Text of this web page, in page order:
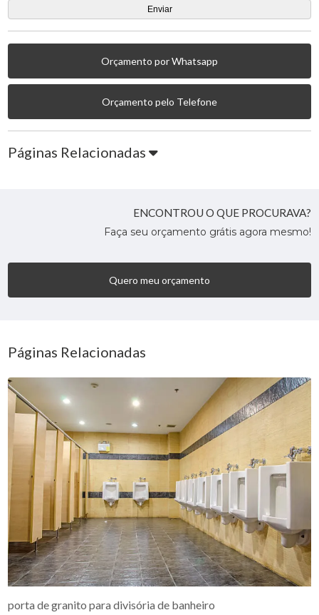
Orçamento por Whatsapp
Orçamento pelo Telefone
Páginas Relacionadas
ENCONTROU O QUE PROCURAVA?
Faça seu orçamento grátis agora mesmo!
Quero meu orçamento
Páginas Relacionadas
porta de granito para divisória de banheiro